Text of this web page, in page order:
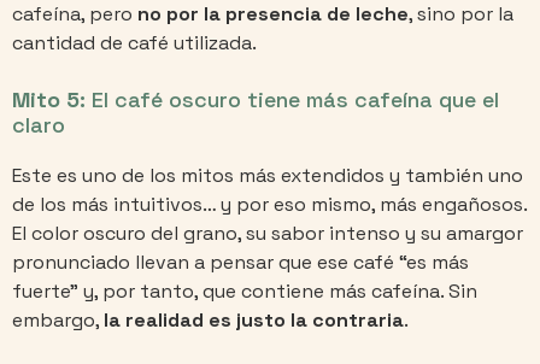
cafeína, pero no por la presencia de leche, sino por la
cantidad de café utilizada.
Mito 5: El café oscuro tiene más cafeína que el
claro
Este es uno de los mitos más extendidos y también uno
de los más intuitivos… y por eso mismo, más engañosos.
El color oscuro del grano, su sabor intenso y su amargor
pronunciado llevan a pensar que ese café “es más
fuerte” y, por tanto, que contiene más cafeína. Sin
embargo, la realidad es justo la contraria.